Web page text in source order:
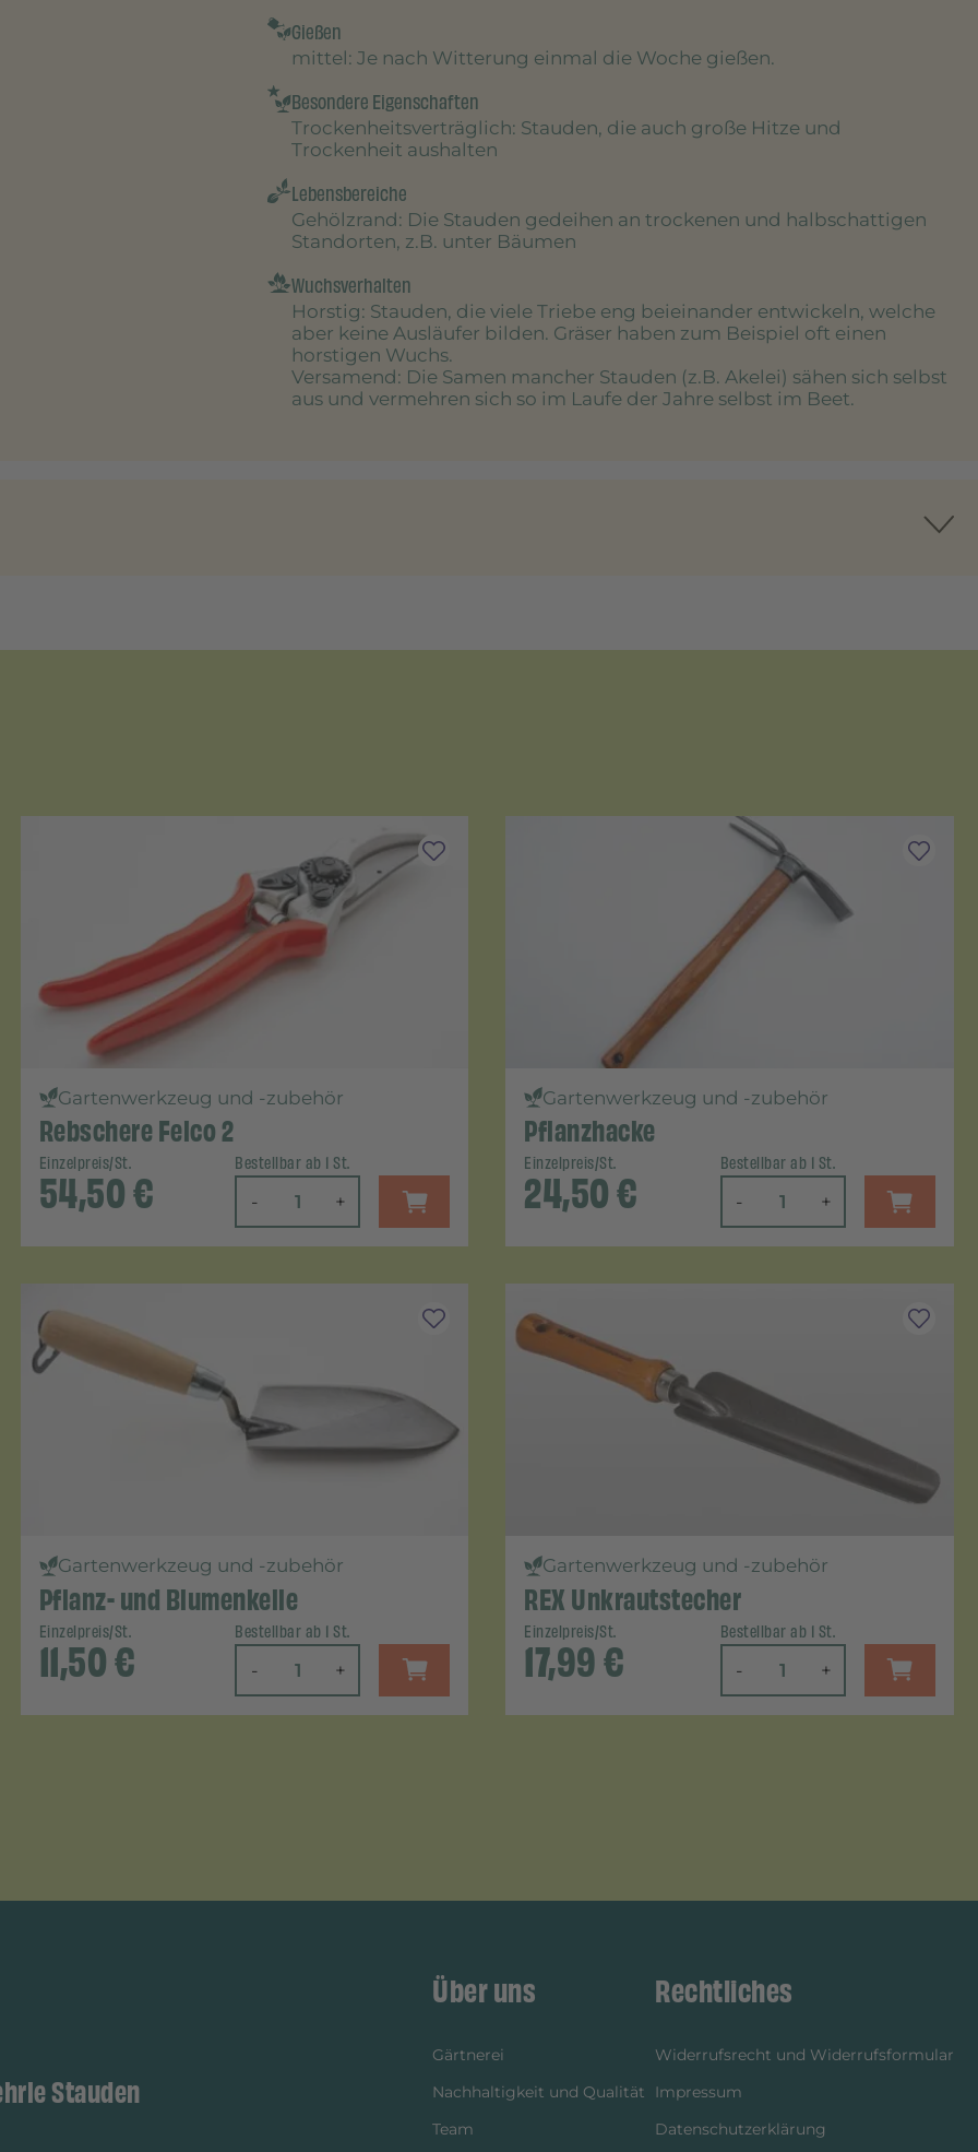
Gießen
mittel: Je nach Witterung einmal die Woche gießen.
Besondere Eigenschaften
Trockenheitsverträglich: Stauden, die auch große Hitze und
Trockenheit aushalten
Lebensbereiche
Gehölzrand: Die Stauden gedeihen an trockenen und halbschattigen
Standorten, z.B. unter Bäumen
Wuchsverhalten
Horstig: Stauden, die viele Triebe eng beieinander entwickeln, welche
aber keine Ausläufer bilden. Gräser haben zum Beispiel oft einen
horstigen Wuchs.
Versamend: Die Samen mancher Stauden (z.B. Akelei) sähen sich selbst
aus und vermehren sich so im Laufe der Jahre selbst im Beet.
Gartenwerkzeug und -zubehör
Rebschere Felco 2
Einzelpreis/St.
54,50€
Bestellbar ab 1 St.
- +
Gartenwerkzeug und -zubehör
Pflanzhacke
Einzelpreis/St.
24,50€
Bestellbar ab 1 St.
- +
Gartenwerkzeug und -zubehör
Pflanz- und Blumenkelle
Einzelpreis/St.
11,50€
Bestellbar ab 1 St.
- +
Gartenwerkzeug und -zubehör
REX Unkrautstecher
Einzelpreis/St.
17,99€
Bestellbar ab 1 St.
- +
Stauden
Über uns
Gärtnerei
Nachhaltigkeit und Qualität
Team
Rechtliches
Widerrufsrecht und Widerrufsformular
Impressum
Datenschutzerklärung